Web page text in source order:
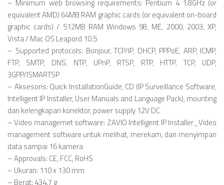
– Minimum web browsing requirements: Pentium 4 1.8GHz (or
equivalent AMD) 64MB RAM graphic cards (or equivalent on-board
graphic cards) / 512MB RAM Windows 98, ME, 2000, 2003, XP,
Vista / Mac OS Leapord 10.5
– Supported protocols: Bonjour, TCP/IP, DHCP, PPPoE, ARP, ICMP,
FTP, SMTP, DNS, NTP, UPnP, RTSP, RTP, HTTP, TCP, UDP,
3GPP/ISMARTSP
– Aksesoris: Quick InstallationGuide, CD (IP Surveillance Software,
Intelligent IP Installer, User Manuals and Language Pack), mounting
dan kelengkapan konektor, power supply 12V DC
– Video managemet software: ZAVIO Intelligent IP Installer_Video
management software untuk melihat, merekam, dan menyimpan
data sampai 16 kamera
– Approvals: CE, FCC, RoHS
– Ukuran: 110 x 130 mm
– Berat: 434.7 g